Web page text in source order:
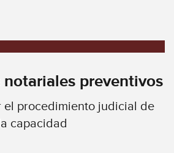
preventivos
el procedimiento judicial de
capacidad